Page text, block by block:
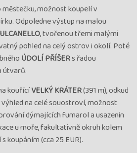
městečku, možnost koupelí v
Odpoledne výstup na malou
, tvořenou třemi malými
pohled na celý ostrov i okolí. Poté
ÚDOLÍ PŘÍŠERs řadou
útvarů.
kouřícíVELKÝ KRÁTER(391 m), odkud
na celé souostroví, možnost
dýmajících fumarol a usazenin
u moře, fakultativně okruh kolem
koupáním (cca 25 EUR).